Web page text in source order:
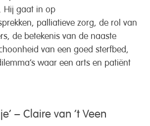
Hij gaat in op
palliatieve zorg, de rol van
de betekenis van de naaste
van een goed sterfbed,
waar een arts en patiënt
– Claire van ‘t Veen